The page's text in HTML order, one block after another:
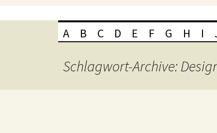
A B C D E F G H I
Schlagwort-Archive: